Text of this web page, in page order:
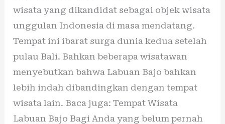
wisata yang dikandidat sebagai objek wisata
unggulan Indonesia di masa mendatang.
Tempat ini ibarat surga dunia kedua setelah
pulau Bali. Bahkan beberapa wisatawan
menyebutkan bahwa Labuan Bajo bahkan
lebih indah dibandingkan dengan tempat
wisata lain. Baca juga: Tempat Wisata
Labuan Bajo Bagi Anda yang belum pernah